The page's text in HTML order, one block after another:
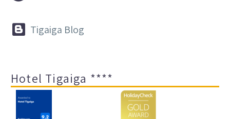

 Tigaiga Blog
Hotel Tigaiga ****